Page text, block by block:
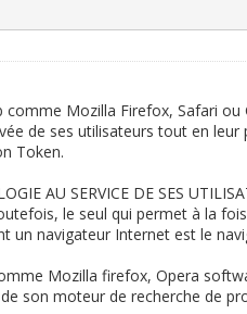
Mozilla Firefox, Safari
de ses utilisateurs tout en
Token.
AU SERVICE DE SES
le seul qui permet à la
un navigateur Internet est le
Mozilla firefox, Opera
son moteur de recherche de